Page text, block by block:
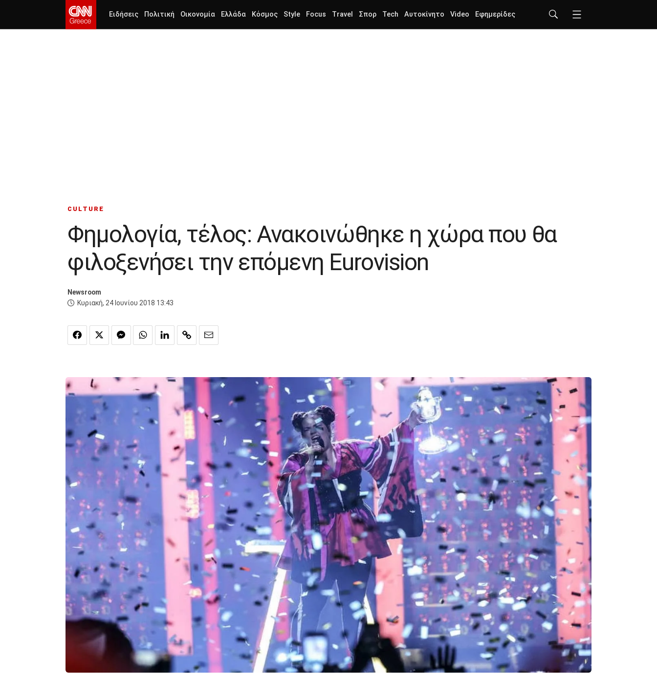
Ειδήσεις Πολιτική Οικονομία Ελλάδα Κόσμος Style Focus Travel Σπορ Tech Αυτοκίνητο Video Εφημερίδες
CULTURE
Φημολογία, τέλος: Ανακοινώθηκε η χώρα που θα
φιλοξενήσει την επόμενη Eurovision
Newsroom
Κυριακή, 24 Ιουνίου 2018 13:43